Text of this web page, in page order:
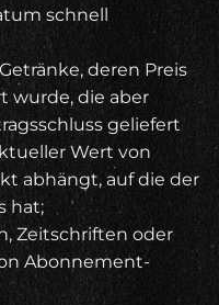
schnell
deren Preis
wurde, die aber
geliefert
Wert von
abhängt, auf die der
hat;
Zeitschriften oder
Abonnement-